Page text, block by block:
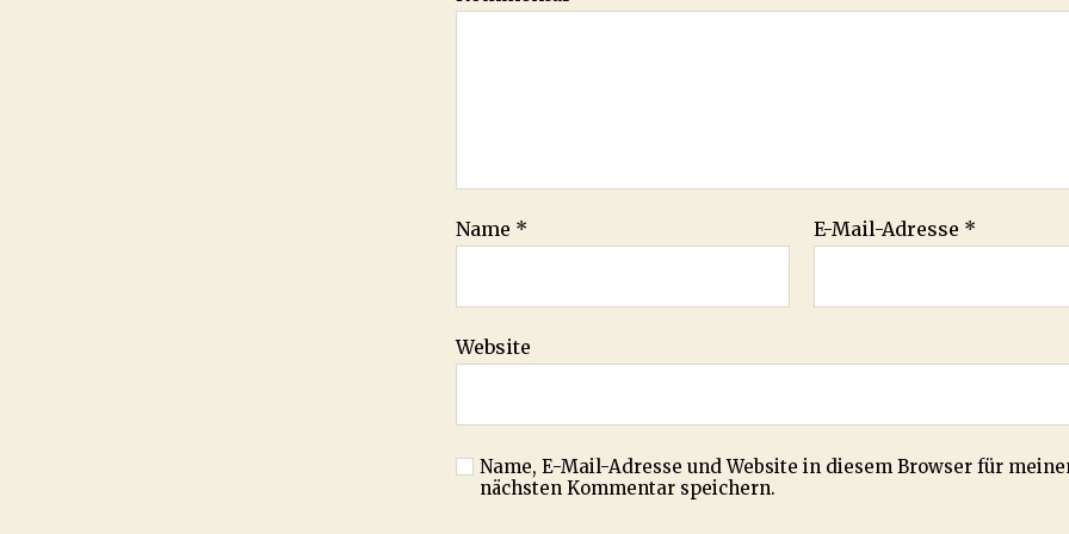
Name * E-Mail-Adresse *
Website
Name, E-Mail-Adresse und Website in diesem Browser für
nächsten Kommentar speichern.